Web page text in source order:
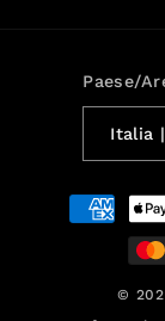
Paese/
Metodi
pagamento
©